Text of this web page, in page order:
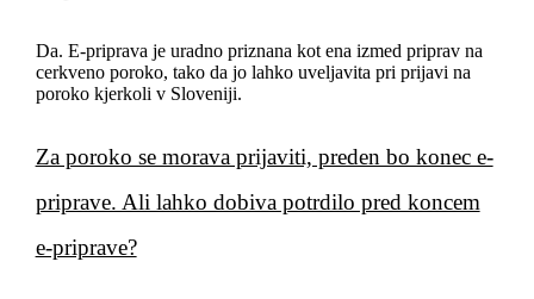
Da. E-priprava je uradno priznana kot ena izmed priprav na
cerkveno poroko, tako da jo lahko uveljavita pri prijavi na
poroko kjerkoli v Sloveniji.
Za poroko se morava prijaviti, preden bo konec e-
priprave. Ali lahko dobiva potrdilo pred koncem
e-priprave?